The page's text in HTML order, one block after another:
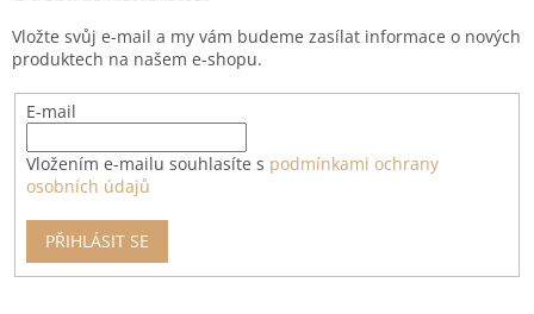
Vložte svůj e-mail a my vám budeme zasílat informace o nových
produktech na našem e-shopu.
E-mail
Vložením e-mailu souhlasíte s podmínkami ochrany
osobních údajů
PŘIHLÁSIT SE